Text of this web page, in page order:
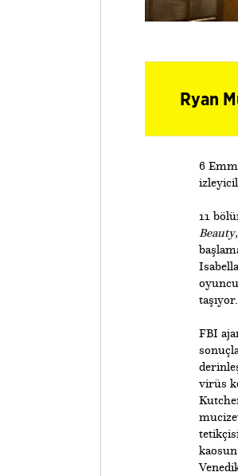
Ryan
6
11
Beauty
​FBI
virüs